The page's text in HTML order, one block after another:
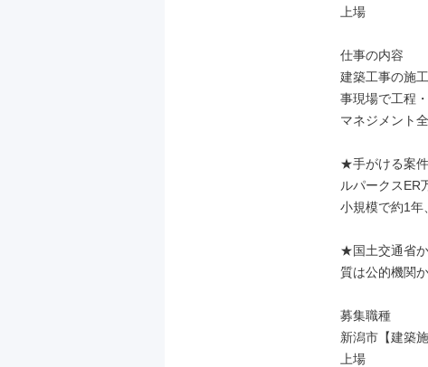
上場
仕事の内容
建築工事の施
事現場で工程
マネジメント全
★手がける案
ルパークスER
小規模で約1年
★国土交通省
質は公的機関
募集職種
新潟市【建築
上場